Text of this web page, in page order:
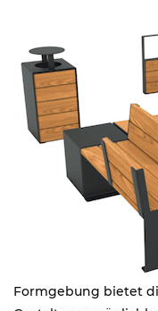
Formgebung bietet